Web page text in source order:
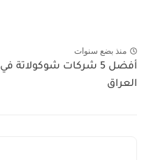
منذ بضع سنوات
أفضل 5 شركات شوكولاتة في
العراق